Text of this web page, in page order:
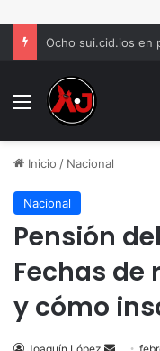
Menu
Inicio / Nacional
Nacional
Pensión
Fechas de
y cómo
Send